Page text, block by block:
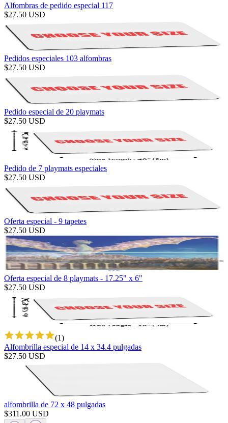
Alfombras de pedido especial 117
$27.50 USD
Pedidos especiales 103 alfombras
$27.50 USD
Pedido especial de 20 playmats
$27.50 USD
Pedido de 7 playmats especiales
$27.50 USD
Oferta especial - 9 tapetes
$27.50 USD
Oferta especial de 8 playmats - 17.25" x 6"
$27.50 USD
(1)
Alfombrilla especial de 14 x 34.4 pulgadas
$27.50 USD
alfombrilla de 72 x 48 pulgadas
$311.00 USD